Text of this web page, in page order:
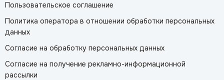
Пользовательское соглашение
Политика оператора в отношении обработки персональных
данных
Согласие на обработку персональных данных
Согласие на получение рекламно-информационной
рассылки